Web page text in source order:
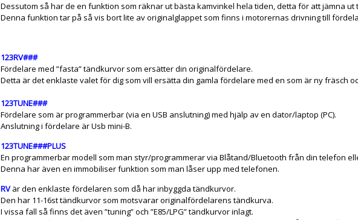
Dessutom så har de en funktion som räknar ut bästa kamvinkel hela tiden, detta för att jämna
Denna funktion tar på så vis bort lite av originalglappet som finns i motorernas drivning till
123RV###
Fördelare med ”fasta” tändkurvor som ersätter din originalfördelare.
Detta är det enklaste valet för dig som vill ersätta din gamla fördelare med en som är ny fräsch
123TUNE###
Fördelare som är programmerbar (via en USB anslutning) med hjälp av en dator/laptop (PC).
Anslutning i fördelare är Usb mini-B.
123TUNE###PLUS
En programmerbar modell som man styr/programmerar via Blåtand/Bluetooth från din telefon
Denna har även en immobiliser funktion som man låser upp med telefonen.
RVär den enklaste fördelaren som då har inbyggda tändkurvor.
Den har 11-16st tändkurvor som motsvarar originalfördelarens tändkurva.
I vissa fall så finns det även ”tuning” och ”E85/LPG” tändkurvor inlagt.